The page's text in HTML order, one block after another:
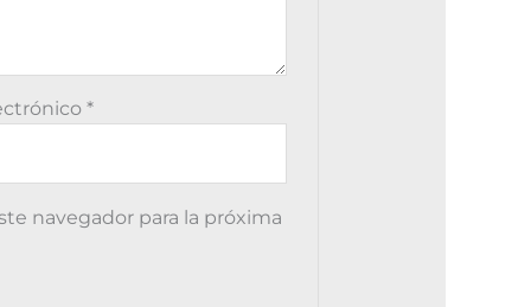
*
navegador para la próxima